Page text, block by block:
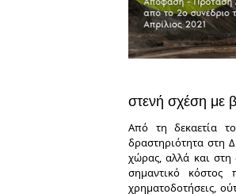
στενή σχέση με
Από τη δεκαετία
δραστηριότητα στη
χώρας, αλλά και στη
σημαντικό κόστος
χρηματοδοτήσεις,